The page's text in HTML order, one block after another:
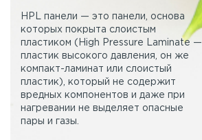
HPL панели — это панели, основа
которых покрыта слоистым
пластиком (High Pressure Laminate —
пластик высокого давления, он же
компакт-ламинат или слоистый
пластик), который не содержит
вредных компонентов и даже при
нагревании не выделяет опасные
пары и газы.